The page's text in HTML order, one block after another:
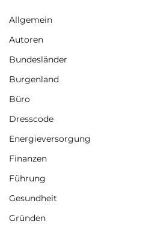
Allgemein
Autoren
Bundesländer
Burgenland
Büro
Dresscode
Energieversorgung
Finanzen
Führung
Gesundheit
Gründen